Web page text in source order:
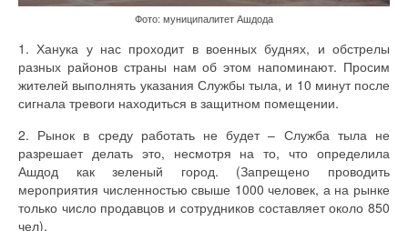
Фото: муниципалитет Ашдода
1. Ханука у нас проходит в военных буднях, и обстрелы
разных районов страны нам об этом напоминают. Просим
жителей выполнять указания Службы тыла, и 10 минут после
сигнала тревоги находиться в защитном помещении.
2. Рынок в среду работать не будет – Служба тыла не
разрешает делать это, несмотря на то, что определила
Ашдод как зеленый город. (Запрещено проводить
мероприятия численностью свыше 1000 человек, а на рынке
только число продавцов и сотрудников составляет около 850
чел).